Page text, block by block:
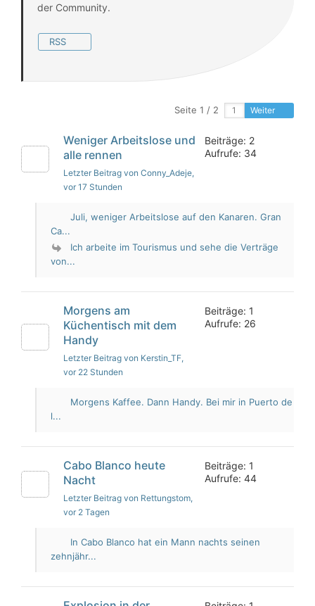
der Community.
RSS
Seite 1 / 2 Weiter
Weniger Arbeitslose und
alle rennen
Letzter Beitrag von Conny_Adeje,
vor 17 Stunden
Beiträge: 2
Aufrufe: 34
Juli, weniger Arbeitslose auf den Kanaren. Gran
Ca...
Ich arbeite im Tourismus und sehe die Verträge
von...
Morgens am
Küchentisch mit dem
Handy
Letzter Beitrag von Kerstin_TF,
vor 22 Stunden
Beiträge: 1
Aufrufe: 26
Morgens Kaffee. Dann Handy. Bei mir in Puerto de
l...
Cabo Blanco heute
Nacht
Letzter Beitrag von Rettungstom,
vor 2 Tagen
Beiträge: 1
Aufrufe: 44
In Cabo Blanco hat ein Mann nachts seinen
zehnjähr...